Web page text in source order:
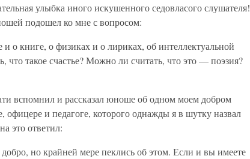
улыбка иного искушенного седовласого слушателя!
подошел ко мне с вопросом:
о книге, о физиках и о лириках, об интеллектуальной
такое счастье? Можно ли считать, что это — поэзия?
вспомнил и рассказал юноше об одном моем добром
и педагоге, которого однажды я в шутку назвал
это ответил:
но крайней мере пеклись об этом. Если и вы имеете